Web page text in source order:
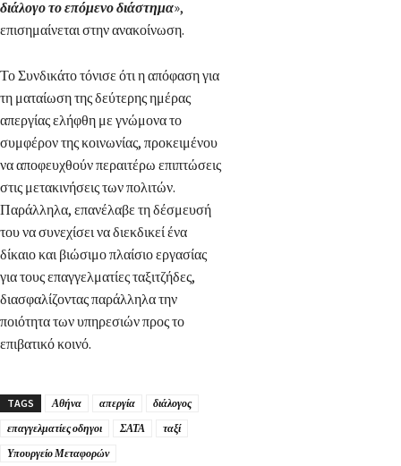
διάλογο το επόμενο διάστημα»,
επισημαίνεται στην ανακοίνωση.
Το Συνδικάτο τόνισε ότι η απόφαση για
τη ματαίωση της δεύτερης ημέρας
απεργίας ελήφθη με γνώμονα το
συμφέρον της κοινωνίας, προκειμένου
να αποφευχθούν περαιτέρω επιπτώσεις
στις μετακινήσεις των πολιτών.
Παράλληλα, επανέλαβε τη δέσμευσή
του να συνεχίσει να διεκδικεί ένα
δίκαιο και βιώσιμο πλαίσιο εργασίας
για τους επαγγελματίες ταξιτζήδες,
διασφαλίζοντας παράλληλα την
ποιότητα των υπηρεσιών προς το
επιβατικό κοινό.
TAGS Αθήνα απεργία
διάλογος
επαγγελματίες οδηγοι
ΣΑΤΑ
ταξί
Υπουργείο Μεταφορών